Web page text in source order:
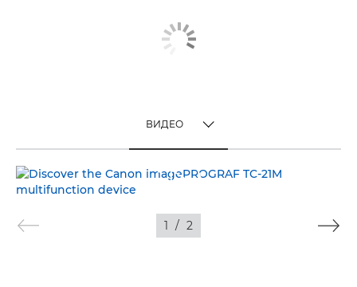
ВИДЕО
ВИДЕО
ИЗОБРАЖЕНИЯ
1 / 2